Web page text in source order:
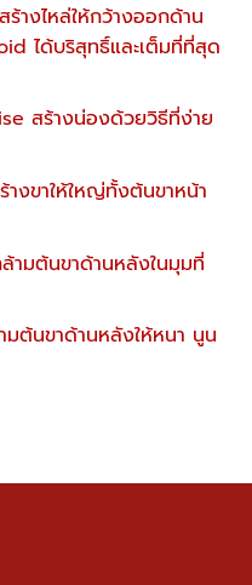
างไหล่ให้กว้างออกด้าน
ได้บริสุทธิ์และเต็มที่ที่สุด
สร้างน่องด้วยวิธีที่ง่าย
งขาให้ใหญ่ทั้งต้นขาหน้า
ามต้นขาด้านหลังในมุมที่
ต้นขาด้านหลังให้หนา นูน